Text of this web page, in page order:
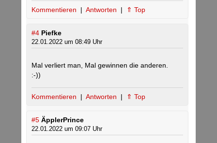
Kommentieren | Antworten | ⇑ Top
#4 Piefke
22.01.2022 um 08:49 Uhr
Mal verliert man, Mal gewinnen die anderen.
:-))
Kommentieren | Antworten | ⇑ Top
#5 ÄpplerPrince
22.01.2022 um 09:07 Uhr